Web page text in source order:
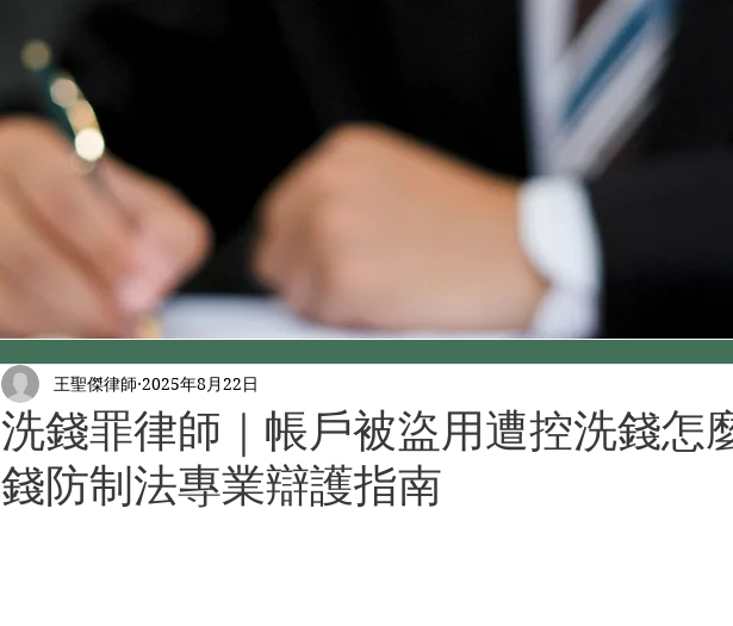
洗錢罪律師｜帳戶被盜用遭控洗錢怎
錢防制法專業辯護指南
王聖傑律師 2025年8月22日